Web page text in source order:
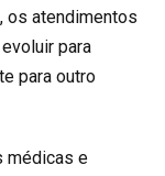
os atendimentos
para
para outro
médicas e